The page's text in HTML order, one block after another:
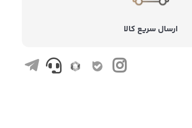
ارسال سریع کالا